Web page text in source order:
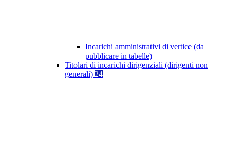
Incarichi amministrativi di vertice (da
pubblicare in tabelle)
Titolari di incarichi dirigenziali (dirigenti non
generali) 24